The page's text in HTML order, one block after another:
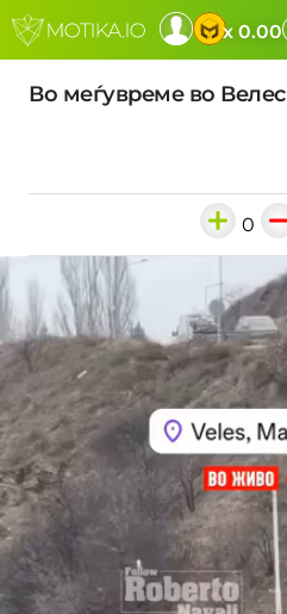
x 0.00
Во меѓувреме во Велес
0